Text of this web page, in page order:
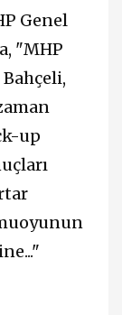
Genel
"MHP
up